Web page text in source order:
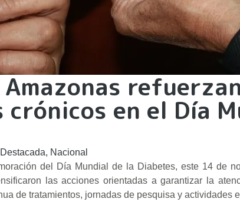
crónicos en el Día
Destacada, Nacional
del Día Mundial de la Diabetes, este 14 de
las acciones orientadas a garantizar la
de tratamientos, jornadas de pesquisa y actividades